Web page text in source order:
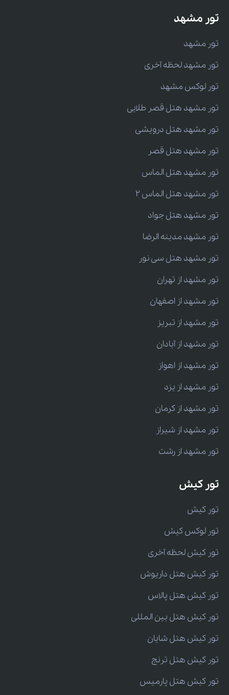
تور مشهد
تور مشهد
تور مشهد لحظه آخری
تور لوکس مشهد
تور مشهد هتل قصر طلایی
تور مشهد هتل درویشی
تور مشهد هتل قصر
تور مشهد هتل الماس
تور مشهد هتل الماس 2
تور مشهد هتل جواد
تور مشهد مدینه الرضا
تور مشهد هتل سی نور
تور مشهد از تهران
تور مشهد از اصفهان
تور مشهد از تبریز
تور مشهد از آبادان
تور مشهد از اهواز
تور مشهد از یزد
تور مشهد از کرمان
تور مشهد از شیراز
تور مشهد از رشت
تور کیش
تور کیش
تور لوکس کیش
تور کیش لحظه آخری
تور کیش هتل داریوش
تور کیش هتل پالاس
تور کیش هتل بین المللی
تور کیش هتل شایان
تور کیش هتل ترنج
تور کیش هتل پارمیس